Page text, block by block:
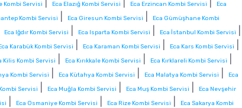
Kombi Servisi Eca Elazığ Kombi Servisi Eca Erzincan Kombi Servisi
Eca
Kombi Servisi Eca Giresun Kombi Servisi
Eca Gümüşhane Kombi
Eca Iğdır Kombi Servisi Eca Isparta Kombi Servisi Eca İstanbul Kombi Servisi
Karabük Kombi Servisi Eca Karaman Kombi Servisi Eca Kars Kombi Servisi
Kilis Kombi Servisi Eca Kırıkkale Kombi Servisi Eca Kırklareli Kombi Servisi
Kombi Servisi Eca Kütahya Kombi Servisi Eca Malatya Kombi Servisi
Eca
Servisi Eca Muğla Kombi Servisi Eca Muş Kombi Servisi
Eca Nevşehir
Eca Osmaniye Kombi Servisi Eca Rize Kombi Servisi
Eca Sakarya Kombi